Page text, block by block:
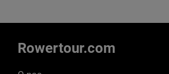
Rowertour.com